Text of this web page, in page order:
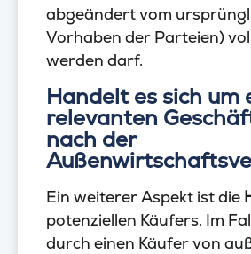
abgeändert vom
Vorhaben der Parteien)
werden darf.
Handelt es sich um
relevanten
nach der
Ein weiterer Aspekt ist die
potenziellen Käufers. Im
durch einen Käufer von